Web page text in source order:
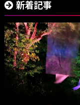
新着記事